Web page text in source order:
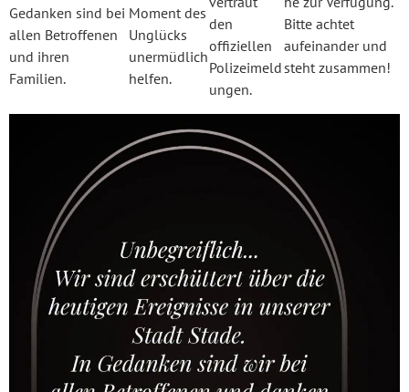
Gedanken sind bei
allen Betroffenen
und ihren
Familien.
Moment des
Unglücks
unermüdlich
helfen.
den
offiziellen
Polizeimeld
ungen.
Bitte achtet
aufeinander und
steht zusammen!